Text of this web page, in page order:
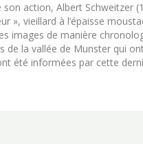
action, Albert Schweitzer
», vieillard à l’épaisse
images de manière
de la vallée de Munster qui
été informées par cette